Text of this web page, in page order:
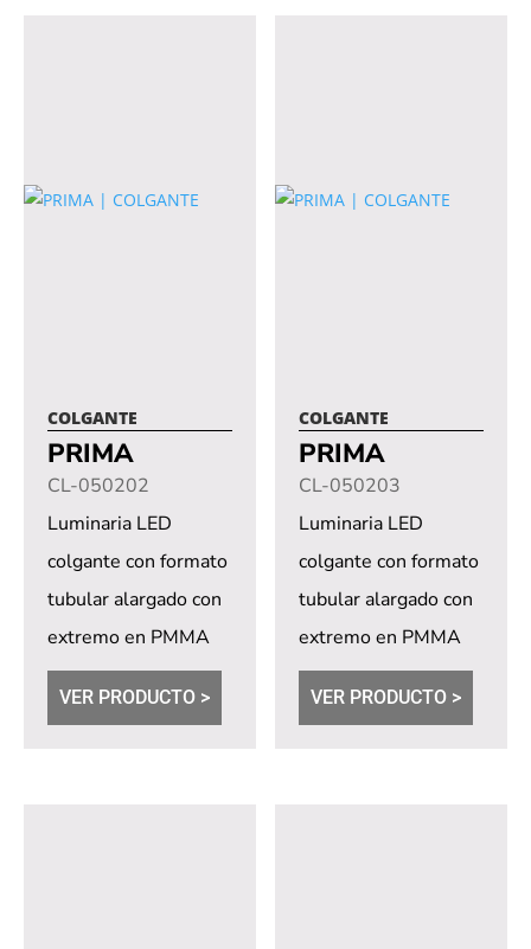
COLGANTE
PRIMA
CL-050202
Luminaria LED
colgante con formato
tubular alargado con
extremo en PMMA
difuso. Dimerización
VER PRODUCTO >
COLGANTE
PRIMA
CL-050203
Luminaria LED
colgante con formato
tubular alargado con
extremo en PMMA
difuso. Dimerización
VER PRODUCTO >